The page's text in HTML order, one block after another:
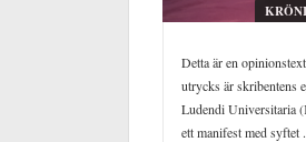
Detta är en
utrycks är skribentens
Ludendi Universitaria
ett manifest med syftet